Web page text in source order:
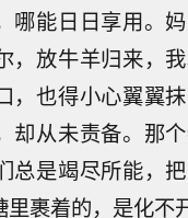
哪能日日享用。
，放牛羊归来，
，也得小心翼翼抹
却从未责备。那
总是竭尽所能，
裹着的，是化不